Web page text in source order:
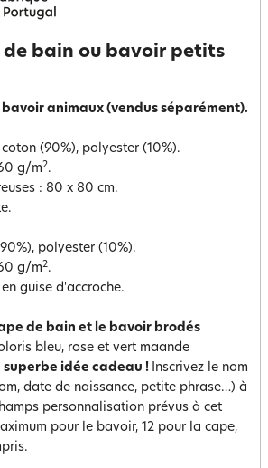
de bain ou bavoir petits
animaux (vendus séparément).
coton (90%), polyester (10%).
g/m2.
: 80 x 80 cm.
polyester (10%).
g/m2.
guise d'accroche.
de bain et le bavoir brodés
bleu, rose et vert maande
superbe idée cadeau ! Inscrivez le nom
date de naissance, petite phrase…) à
personnalisation prévus à cet
pour le bavoir, 12 pour la cape,